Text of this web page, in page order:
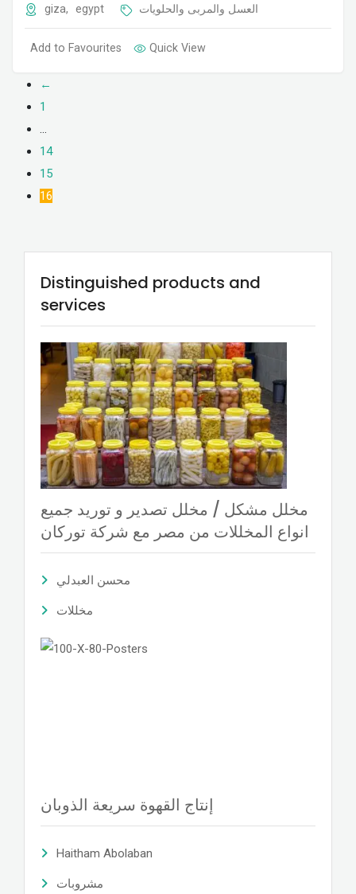
giza, egypt العسل والمربى والحلويات
Add to Favourites Quick View
←
1
…
14
15
16
Distinguished products and
services
مخلل مشكل / مخلل تصدير و توريد جميع
انواع المخللات من مصر مع شركة توركان
محسن العبدلي
مخللات
إنتاج القهوة سريعة الذوبان
Haitham Abolaban
مشروبات